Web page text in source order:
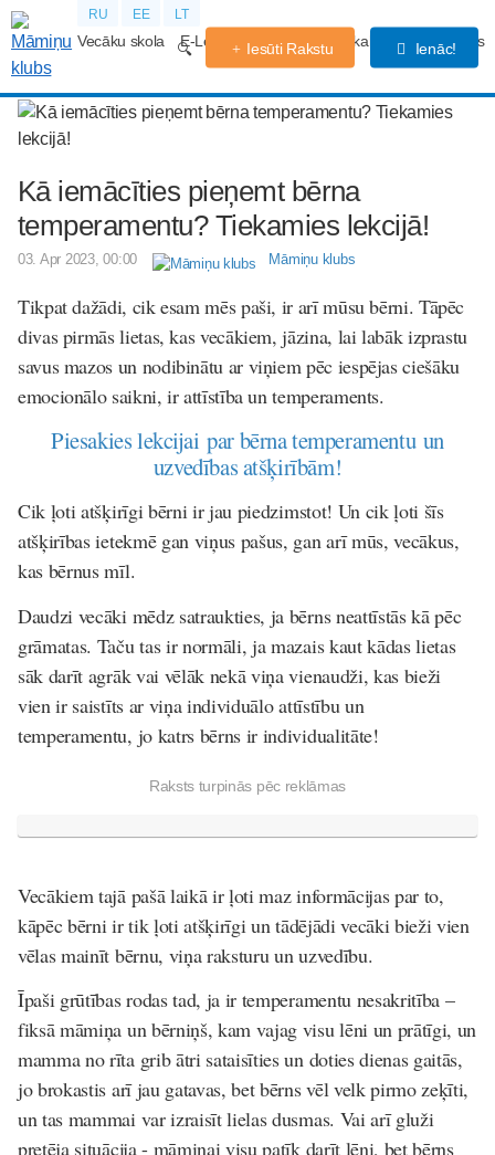
RU EE LT
Vecāku skola E-Lekcijas Grūtniecības kalendārs Forums
Iesūti Rakstu Ienāc!
Kā iemācīties pieņemt bērna
temperamentu? Tiekamies lekcijā!
03. Apr 2023, 00:00 Māmiņu klubs
Tikpat dažādi, cik esam mēs paši, ir arī mūsu bērni. Tāpēc
divas pirmās lietas, kas vecākiem, jāzina, lai labāk izprastu
savus mazos un nodibinātu ar viņiem pēc iespējas ciešāku
emocionālo saikni, ir attīstība un temperaments.
Piesakies lekcijai par bērna temperamentu un
uzvedības atšķirībām!
Cik ļoti atšķirīgi bērni ir jau piedzimstot! Un cik ļoti šīs
atšķirības ietekmē gan viņus pašus, gan arī mūs, vecākus,
kas bērnus mīl.
Daudzi vecāki mēdz satraukties, ja bērns neattīstās kā pēc
grāmatas. Taču tas ir normāli, ja mazais kaut kādas lietas
sāk darīt agrāk vai vēlāk nekā viņa vienaudži, kas bieži
vien ir saistīts ar viņa individuālo attīstību un
temperamentu, jo katrs bērns ir individualitāte!
Raksts turpinās pēc reklāmas
Vecākiem tajā pašā laikā ir ļoti maz informācijas par to,
kāpēc bērni ir tik ļoti atšķirīgi un tādējādi vecāki bieži vien
vēlas mainīt bērnu, viņa raksturu un uzvedību.
Īpaši grūtības rodas tad, ja ir temperamentu nesakritība –
fiksāmāmiņa un bērniņš, kam vajag visu lēni un prātīgi, un
mamma no rīta grib ātri sataisīties un doties dienas gaitās,
jo brokastis arī jau gatavas, bet bērns vēl velk pirmo zeķīti,
un tas mammai var izraisīt lielas dusmas. Vai arī gluži
pretēja situācija - māmiņai visu patīk darīt lēni, bet bērns